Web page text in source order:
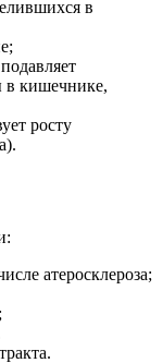
в
в кишечнике,
росту
атеросклероза;